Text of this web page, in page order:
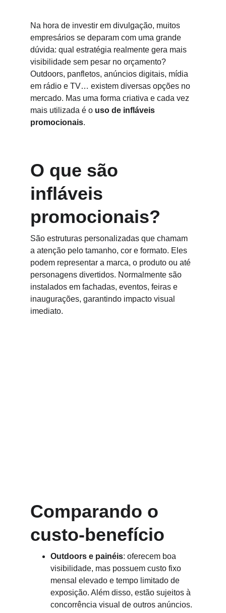
Na hora de investir em divulgação, muitos
empresários se deparam com uma grande
dúvida: qual estratégia realmente gera mais
visibilidade sem pesar no orçamento?
Outdoors, panfletos, anúncios digitais, mídia
em rádio e TV… existem diversas opções no
mercado. Mas uma forma criativa e cada vez
mais utilizada é o uso de infláveis
promocionais.
O que são
infláveis
promocionais?
São estruturas personalizadas que chamam
a atenção pelo tamanho, cor e formato. Eles
podem representar a marca, o produto ou até
personagens divertidos. Normalmente são
instalados em fachadas, eventos, feiras e
inaugurações, garantindo impacto visual
imediato.
Comparando o
custo-benefício
Outdoors e painéis: oferecem boa
visibilidade, mas possuem custo fixo
mensal elevado e tempo limitado de
exposição. Além disso, estão sujeitos à
concorrência visual de outros anúncios.